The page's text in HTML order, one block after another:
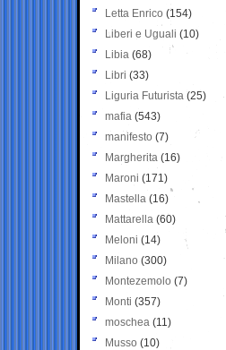
Letta Enrico (154)
Liberi e Uguali (10)
Libia (68)
Libri (33)
Liguria Futurista (25)
mafia (543)
manifesto (7)
Margherita (16)
Maroni (171)
Mastella (16)
Mattarella (60)
Meloni (14)
Milano (300)
Montezemolo (7)
Monti (357)
moschea (11)
Musso (10)